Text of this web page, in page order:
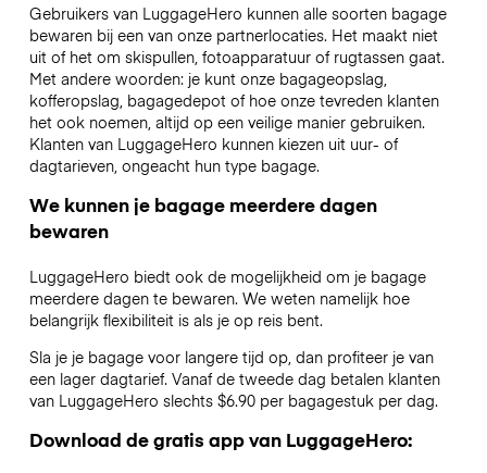
Gebruikers van LuggageHero kunnen alle soorten bagage
bewaren bij een van onze partnerlocaties. Het maakt niet
uit of het om skispullen, fotoapparatuur of rugtassen gaat.
Met andere woorden: je kunt onze bagageopslag,
kofferopslag, bagagedepot of hoe onze tevreden klanten
het ook noemen, altijd op een veilige manier gebruiken.
Klanten van LuggageHero kunnen kiezen uit uur- of
dagtarieven, ongeacht hun type bagage.
We kunnen je bagage meerdere dagen
bewaren
LuggageHero biedt ook de mogelijkheid om je bagage
meerdere dagen te bewaren. We weten namelijk hoe
belangrijk flexibiliteit is als je op reis bent.
Sla je je bagage voor langere tijd op, dan profiteer je van
een lager dagtarief. Vanaf de tweede dag betalen klanten
van LuggageHero slechts $6.90 per bagagestuk per dag.
Download de gratis app van LuggageHero: